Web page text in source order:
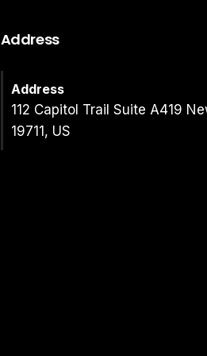
Address
Address
112 Capitol Trail Suite A419
19711, US